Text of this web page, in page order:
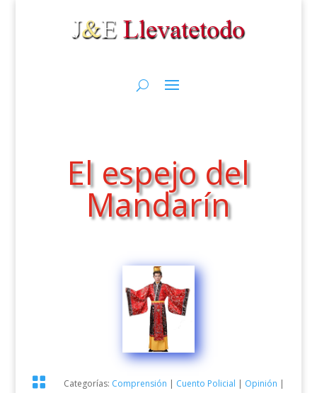
El espejo del
Mandarín
 Categorías: Comprensión | Cuento Policial | Opinión |